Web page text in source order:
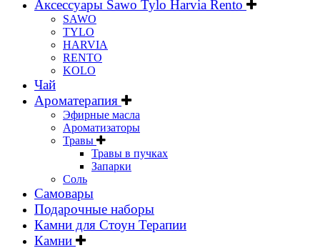
Аксессуары Sawo Tylo Harvia Rento
SAWO
TYLO
HARVIA
RENTO
KOLO
Чай
Ароматерапия
Эфирные масла
Ароматизаторы
Травы
Травы в пучках
Запарки
Соль
Самовары
Подарочные наборы
Камни для Стоун Терапии
Камни